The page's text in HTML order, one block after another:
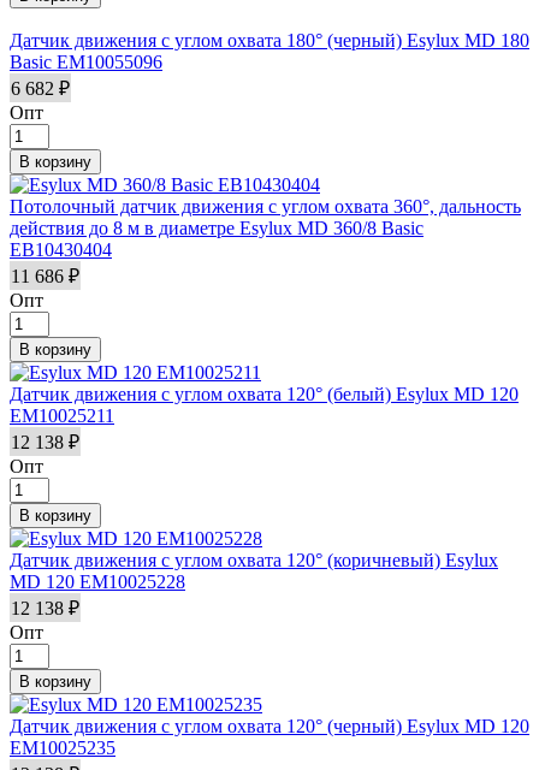
Датчик движения с углом охвата 180° (черный) Esylux MD 180
Basic EM10055096
6 682 ₽
Опт
Потолочный датчик движения с углом охвата 360°, дальность
действия до 8 м в диаметре Esylux MD 360/8 Basic
EB10430404
11 686 ₽
Опт
Датчик движения с углом охвата 120° (белый) Esylux MD 120
EM10025211
12 138 ₽
Опт
Датчик движения с углом охвата 120° (коричневый) Esylux
MD 120 EM10025228
12 138 ₽
Опт
Датчик движения с углом охвата 120° (черный) Esylux MD 120
EM10025235